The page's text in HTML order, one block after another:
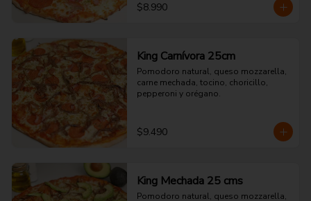
$8.990
King Carnívora 25cm
Pomodoro natural, queso mozzarella,
carne mechada, tocino, choricillo,
pepperoni y orégano.
$9.490
King Mechada 25 cms
Pomodoro natural, queso mozzarella,